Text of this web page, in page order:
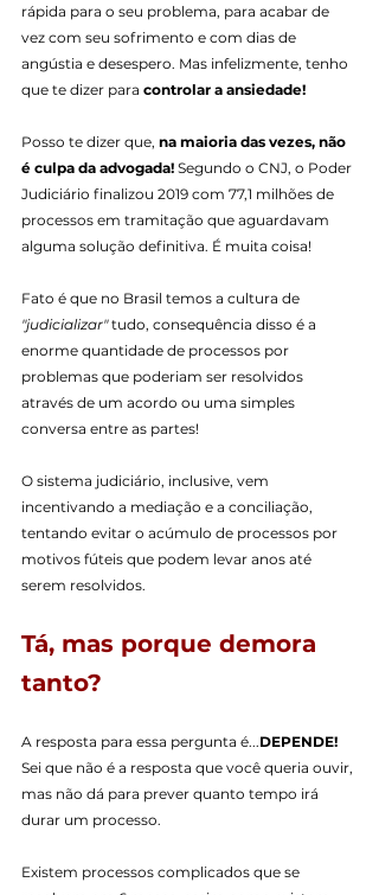
rápida para o seu problema, para acabar de
vez com seu sofrimento e com dias de
angústia e desespero. Mas infelizmente, tenho
que te dizer para controlar a ansiedade!
Posso te dizer que, na maioria das vezes, não
é culpa da advogada! Segundo o CNJ, o Poder
Judiciário finalizou 2019 com 77,1 milhões de
processos em tramitação que aguardavam
alguma solução definitiva. É muita coisa!
Fato é que no Brasil temos a cultura de
"judicializar" tudo, consequência disso é a
enorme quantidade de processos por
problemas que poderiam ser resolvidos
através de um acordo ou uma simples
conversa entre as partes!
O sistema judiciário, inclusive, vem
incentivando a mediação e a conciliação,
tentando evitar o acúmulo de processos por
motivos fúteis que podem levar anos até
serem resolvidos.
Tá, mas porque demora
tanto?
A resposta para essa pergunta é...DEPENDE!
Sei que não é a resposta que você queria ouvir,
mas não dá para prever quanto tempo irá
durar um processo.
Existem processos complicados que se